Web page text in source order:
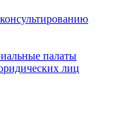
палаты
лиц